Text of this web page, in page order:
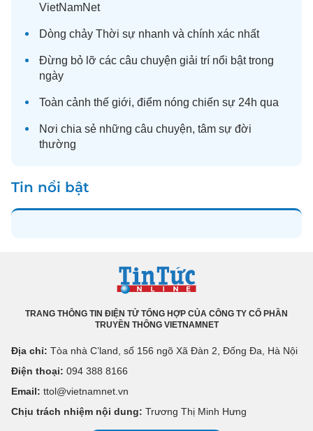
VietNamNet
Dòng chảy Thời sự nhanh và chính xác nhất
Đừng bỏ lỡ các câu chuyện giải trí nổi bật trong
ngày
Toàn cảnh thế giới, điểm nóng chiến sự 24h qua
Nơi chia sẻ những câu chuyện, tâm sự đời
thường
Tin nổi bật
TRANG THÔNG TIN ĐIỆN TỬ TỔNG HỢP CỦA CÔNG TY CỔ PHẦN
TRUYỀN THÔNG VIETNAMNET
Địa chỉ: Tòa nhà C’land, số 156 ngõ Xã Đàn 2, Đống Đa, Hà Nội
Điện thoại: 094 388 8166
Email: ttol@vietnamnet.vn
Chịu trách nhiệm nội dung: Trương Thị Minh Hưng